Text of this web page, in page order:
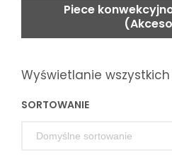
Piece
Wyświetlanie wszystkich
SORTOWANIE